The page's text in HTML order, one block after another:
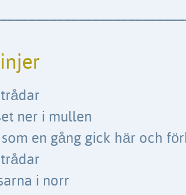
ner i mullen
en gång gick här och
i norr